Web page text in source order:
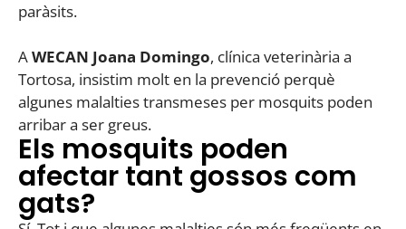
paràsits.
AWECAN Joana Domingo, clínica veterinària a
Tortosa, insistim molt en la prevenció perquè
algunes malalties transmeses per mosquits poden
arribar a ser greus.
Els mosquits poden
afectar tant gossos com
gats?